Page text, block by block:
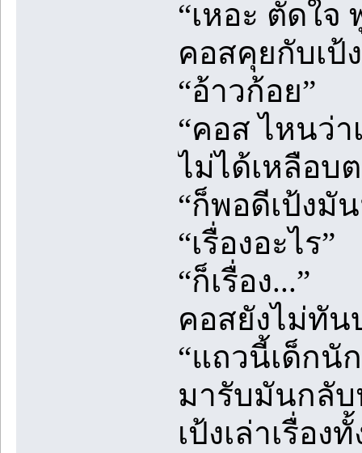
“เหอะ ตัดใจ
คอสคุยกับเป้
“อ้าวก้อย”
“คอส ไหนว่
ไม่ได้เหลือบ
“ก็พอดีเป้งมั
“เรื่องอะไร”
“ก็เรื่อง...”
คอสยังไม่ทัน
“แถวนี้เด็กนั
มารับมันกลับ
เป้งเล่าเรื่อ